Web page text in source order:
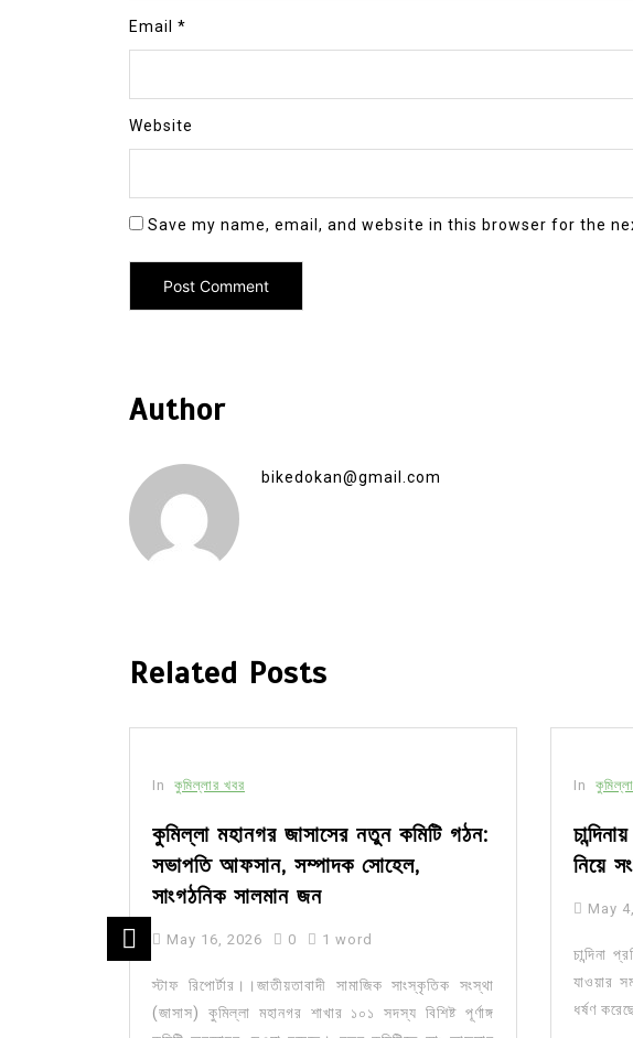
Email *
Website
Save my name, email, and website in this browser for the
Author
bikedokan@gmail.com
Related Posts
In কুমিল্লার খবর
কুমিল্লা মহানগর জাসাসের নতুন কমিটি গঠন:
সভাপতি আফসান, সম্পাদক সোহেল,
সাংগঠনিক সালমান জন
May 16, 2026 0 1 word
স্টাফ রিপোর্টার।।জাতীয়তাবাদী সামাজিক সাংস্কৃতিক সংস্থা
(জাসাস) কুমিল্লা মহানগর শাখার ১০১ সদস্য বিশিষ্ট পূর্ণাঙ্গ
In
নিয়ে
May
চান্দিনা
যাওয়ার
ধর্ষণ